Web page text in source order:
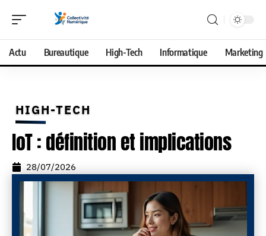
Actu Bureautique High-Tech Informatique Marketing
HIGH-TECH
IoT : définition et implications
28/07/2026